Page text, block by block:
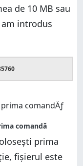
de 10 MB sau
am introdus
prima
fișierul este